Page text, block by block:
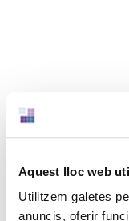
Aquest lloc web
Utilitzem galetes
anuncis, oferir